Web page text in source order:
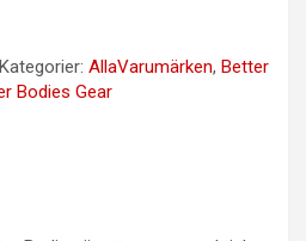
Kategorier: AllaVarumärken, Better
Bodies Gear